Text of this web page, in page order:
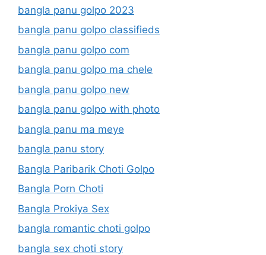
bangla panu golpo 2023
bangla panu golpo classifieds
bangla panu golpo com
bangla panu golpo ma chele
bangla panu golpo new
bangla panu golpo with photo
bangla panu ma meye
bangla panu story
Bangla Paribarik Choti Golpo
Bangla Porn Choti
Bangla Prokiya Sex
bangla romantic choti golpo
bangla sex choti story